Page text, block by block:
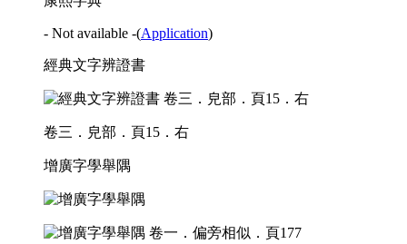
- Not available -(Application)
經典文字辨證書
卷三．皃部．頁15．右
增廣字學舉隅